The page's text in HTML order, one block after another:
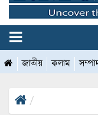
জাতীয় কলাম